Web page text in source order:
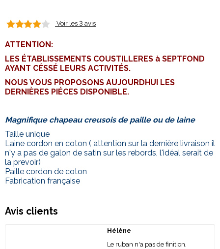
Voir les 3 avis
ATTENTION:
LES ÉTABLISSEMENTS COUSTILLERES à SEPTFOND
AYANT CÉSSÉ LEURS ACTIVITÉS.
NOUS VOUS PROPOSONS AUJOURDHUI LES
DERNIÈRES PIÉCES DISPONIBLE.
Magnifique chapeau creusois de paille ou de laine
Taille unique
Laine cordon en coton ( attention sur la dernière livraison il
n'y a pas de galon de satin sur les rebords, l'idéal serait de
la prevoir)
Paille cordon de coton
Fabrication française
Avis clients
Hélène
Le ruban n'a pas de finition,